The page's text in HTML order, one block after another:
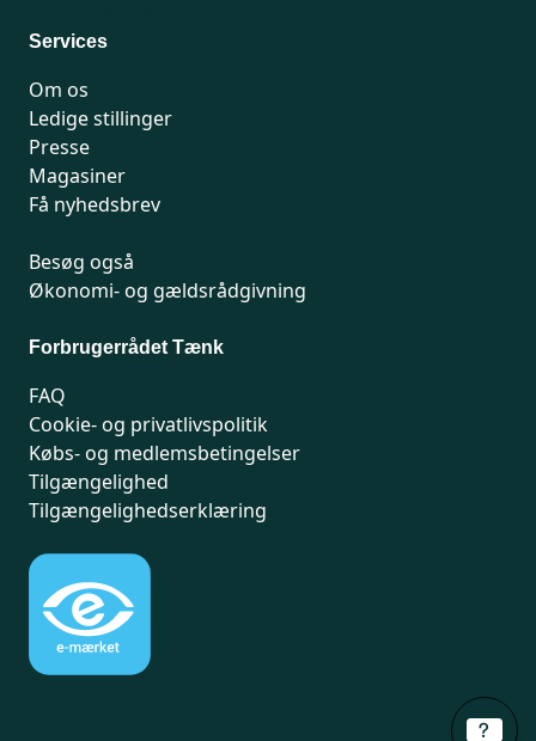
Services
Om os
Ledige stillinger
Presse
Magasiner
Få nyhedsbrev
Besøg også
Økonomi- og gældsrådgivning
Forbrugerrådet Tænk
FAQ
Cookie- og privatlivspolitik
Købs- og medlemsbetingelser
Tilgængelighed
Tilgængelighedserklæring